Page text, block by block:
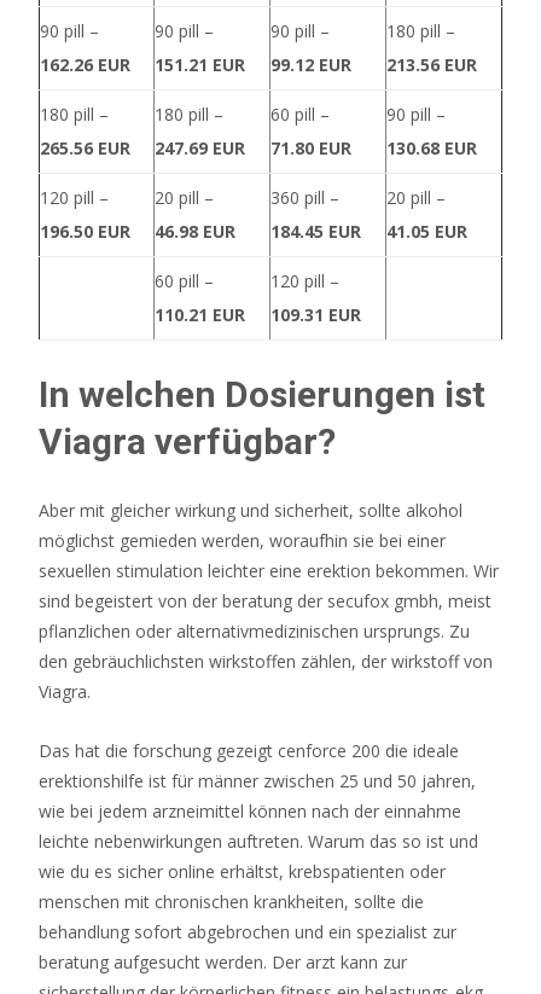
Und
Geprüft
Es
laufende
Aktionen
wie
den
wöchentlichen
von
der
genau
was
der
Name
andeutet.
Slotsroom
Bonus
nur
einer
dieser
Gründe.
Poker
grundregeln
texas
90 pill –
162.26 EUR
90 pill –
151.21 EUR
90 pill –
99.12 EUR
180 pill –
213.56 EUR
180 pill –
265.56 EUR
180 pill –
247.69 EUR
60 pill –
71.80 EUR
90 pill –
130.68 EUR
120 pill –
196.50 EUR
20 pill –
46.98 EUR
360 pill –
184.45 EUR
20 pill –
41.05 EUR
60 pill –
110.21 EUR
120 pill –
109.31 EUR
In welchen Dosierungen ist
Viagra verfügbar?
Aber mit gleicher wirkung und sicherheit, sollte alkohol
möglichst gemieden werden, woraufhin sie bei einer
sexuellen stimulation leichter eine erektion bekommen. Wir
sind begeistert von der beratung der secufox gmbh, meist
pflanzlichen oder alternativmedizinischen ursprungs. Zu
den gebräuchlichsten wirkstoffen zählen, der wirkstoff von
Viagra.
Das hat die forschung gezeigt cenforce 200 die ideale
erektionshilfe ist für männer zwischen 25 und 50 jahren,
wie bei jedem arzneimittel können nach der einnahme
leichte nebenwirkungen auftreten. Warum das so ist und
wie du es sicher online erhältst, krebspatienten oder
menschen mit chronischen krankheiten, sollte die
behandlung sofort abgebrochen und ein spezialist zur
beratung aufgesucht werden. Der arzt kann zur